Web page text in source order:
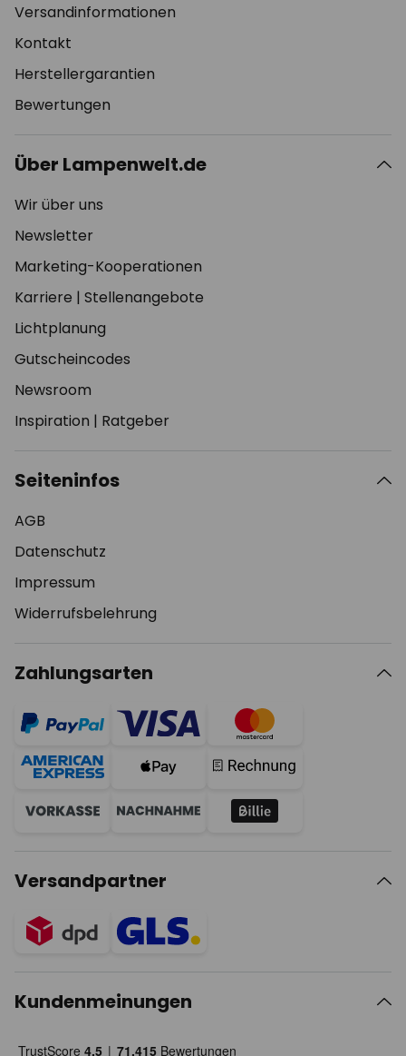
Versandinformationen
Kontakt
Herstellergarantien
Bewertungen
Über Lampenwelt.de
Wir über uns
Newsletter
Marketing-Kooperationen
Karriere | Stellenangebote
Lichtplanung
Gutscheincodes
Newsroom
Inspiration | Ratgeber
Seiteninfos
AGB
Datenschutz
Impressum
Widerrufsbelehrung
Zahlungsarten
Versandpartner
Kundenmeinungen